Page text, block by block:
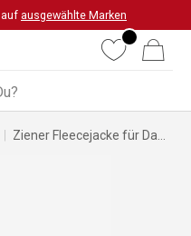
auf ausgewählte Marken
WunschlisteWarenkorb